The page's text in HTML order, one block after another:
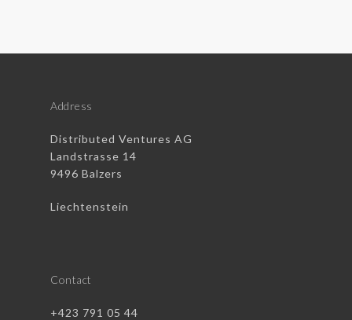
Address
Distributed Ventures AG
Landstrasse 14
9496 Balzers
Liechtenstein
Contact
+423 791 05 44